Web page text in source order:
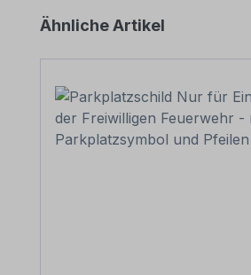
Produktgalerie überspringen
Ähnliche Artikel